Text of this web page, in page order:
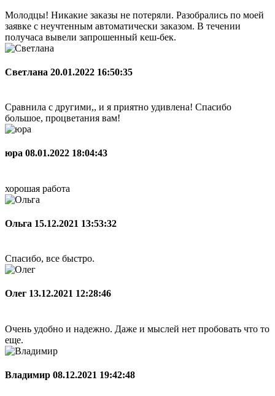
Молодцы! Никакие заказы не потеряли. Разобрались по моей
заявке с неучтенным автоматически заказом. В течении
получаса вывели запрошенный кеш-бек.
Светлана 20.01.2022 16:50:35
Сравнила с другими,, и я приятно удивлена! Спасибо
большое, процветания вам!
юра 08.01.2022 18:04:43
хорошая работа
Ольга 15.12.2021 13:53:32
Спасибо, все быстро.
Олег 13.12.2021 12:28:46
Очень удобно и надежно. Даже и мыслей нет пробовать что то
еще.
Владимир 08.12.2021 19:42:48